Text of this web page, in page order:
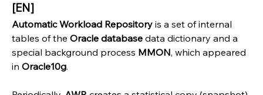
[EN]
Automatic Workload Repository is a set of internal
tables of the Oracle database data dictionary and a
special background process MMON, which appeared
in Oracle10g.